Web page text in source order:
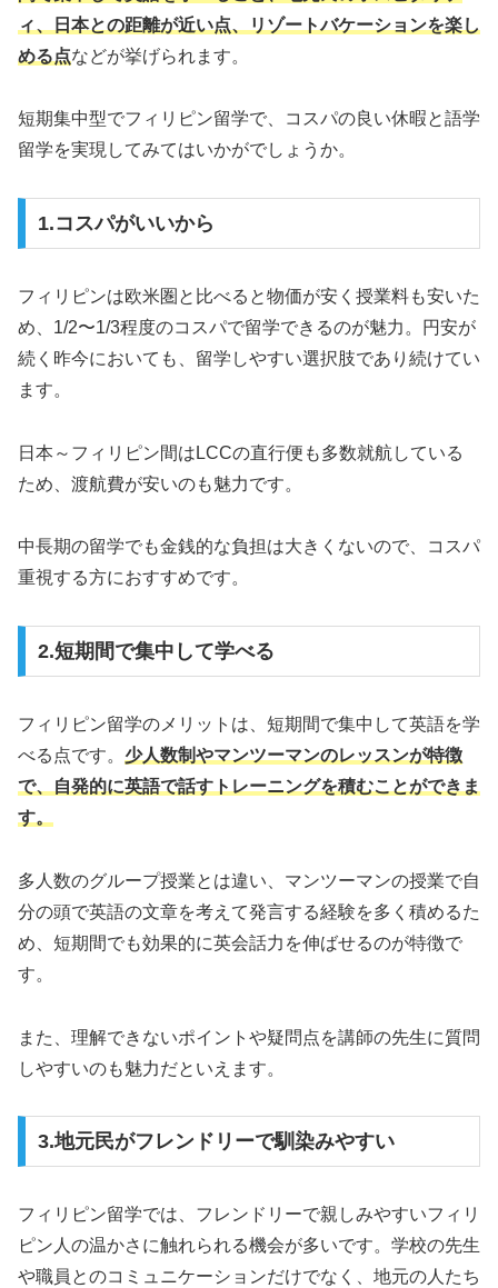
ィ、日本との距離が近い点、リゾートバケーションを楽し
める点などが挙げられます。
短期集中型でフィリピン留学で、コスパの良い休暇と語学
留学を実現してみてはいかがでしょうか。
1.コスパがいいから
フィリピンは欧米圏と比べると物価が安く授業料も安いた
め、1/2〜1/3程度のコスパで留学できるのが魅力。円安が
続く昨今においても、留学しやすい選択肢であり続けてい
ます。
日本～フィリピン間はLCCの直行便も多数就航している
ため、渡航費が安いのも魅力です。
中長期の留学でも金銭的な負担は大きくないので、コスパ
重視する方におすすめです。
2.短期間で集中して学べる
フィリピン留学のメリットは、短期間で集中して英語を学
べる点です。 少人数制やマンツーマンのレッスンが特徴
で、自発的に英語で話すトレーニングを積むことができま
す。
多人数のグループ授業とは違い、マンツーマンの授業で自
分の頭で英語の文章を考えて発言する経験を多く積めるた
め、短期間でも効果的に英会話力を伸ばせるのが特徴で
す。
また、理解できないポイントや疑問点を講師の先生に質問
しやすいのも魅力だといえます。
3.地元民がフレンドリーで馴染みやすい
フィリピン留学では、フレンドリーで親しみやすいフィリ
ピン人の温かさに触れられる機会が多いです。学校の先生
や職員とのコミュニケーションだけでなく、地元の人たち